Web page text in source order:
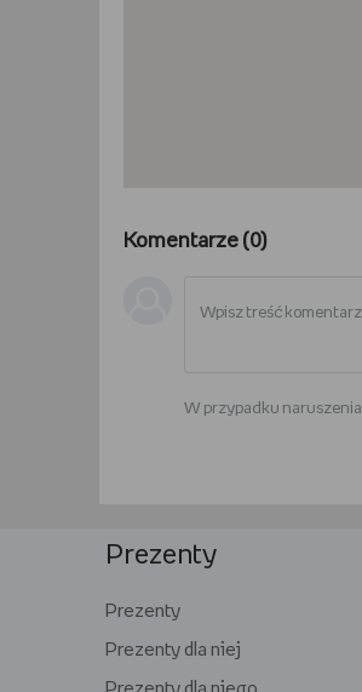
Komentarze (0)
W przypadku naruszenia
Prezenty
Prezenty
Prezenty dla niej